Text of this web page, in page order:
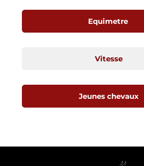
Equimetre
Vitesse
Jeunes chevaux